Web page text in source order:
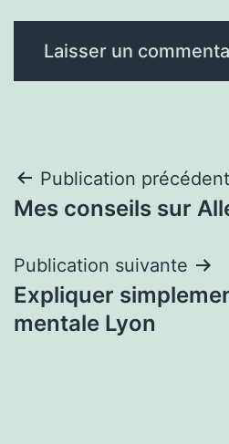
Navigation
de
l’article
Publication
Mes conseils sur
Publication suivante
Expliquer
mentale Lyon